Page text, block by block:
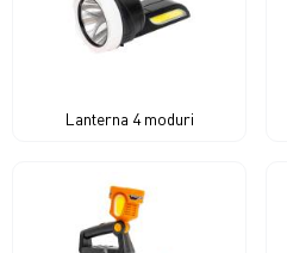
Lanterna 4 moduri